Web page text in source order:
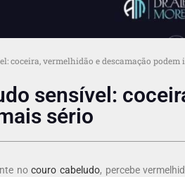
coceira, vermelhidão e descamação
sensível:
sério
nocouro cabeludo, percebe